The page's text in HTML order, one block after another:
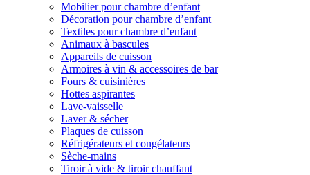
Mobilier pour chambre d’enfant
Décoration pour chambre d’enfant
Textiles pour chambre d’enfant
Animaux à bascules
Appareils de cuisson
Armoires à vin & accessoires de bar
Fours & cuisinières
Hottes aspirantes
Lave-vaisselle
Laver & sécher
Plaques de cuisson
Réfrigérateurs et congélateurs
Sèche-mains
Tiroir à vide & tiroir chauffant